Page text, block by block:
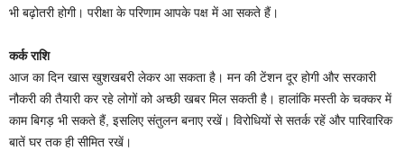
भी बढ़ोतरी होगी। परीक्षा के परिणाम आपके पक्ष में आ सकते हैं।
कर्क राशि
आज का दिन खास खुशखबरी लेकर आ सकता है। मन की टेंशन दूर होगी और सरकारी
नौकरी की तैयारी कर रहे लोगों को अच्छी खबर मिल सकती है। हालांकि मस्ती के चक्कर में
काम बिगड़ भी सकते हैं, इसलिए संतुलन बनाए रखें। विरोधियों से सतर्क रहें और पारिवारिक
बातें घर तक ही सीमित रखें।